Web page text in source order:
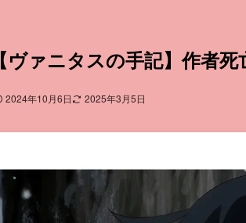
【ヴァニタスの手記】作者
2024年10月6日 2025年3月5日